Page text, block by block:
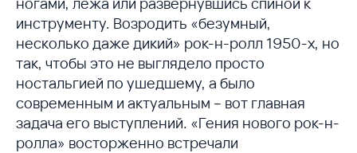
инструменту. Возродить «безумный,
несколько даже дикий» рок-н-ролл 1950-х, но
так, чтобы это не выглядело просто
ностальгией по ушедшему, а было
современным и актуальным – вот главная
задача его выступлений. «Гения нового рок-н-
ролла» восторженно встречали